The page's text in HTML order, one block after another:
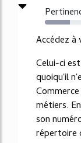
62%
Accédez
Celui-ci
quoiqu'il
métiers.
son
répertoire